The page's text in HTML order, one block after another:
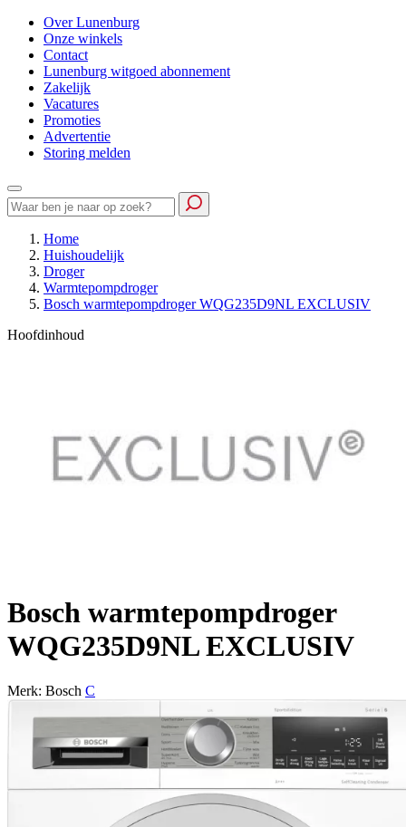
Over Lunenburg
Onze winkels
Contact
Lunenburg witgoed abonnement
Zakelijk
Vacatures
Promoties
Advertentie
Storing melden
Home
Huishoudelijk
Droger
Warmtepompdroger
Bosch warmtepompdroger WQG235D9NL EXCLUSIV
Hoofdinhoud
Bosch warmtepompdroger
WQG235D9NL EXCLUSIV
Merk: Bosch C